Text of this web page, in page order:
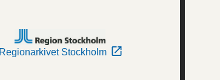
Regionarkivet Stockholm